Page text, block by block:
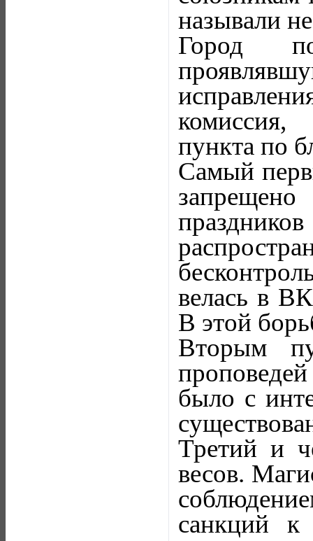
называли
Город
комиссия,
пункта по
Самый
велась в
В этой
Вторым
было с
Третий и
весов.
санкций к